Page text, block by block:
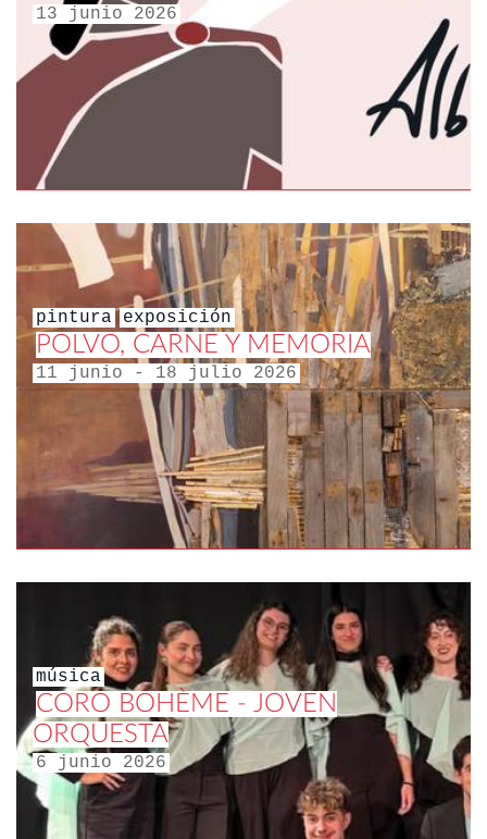
13 junio 2026
pintura exposición
POLVO, CARNE Y MEMORIA
11 junio - 18 julio 2026
música
CORO BOHÈME - JOVEN
ORQUESTA
6 junio 2026